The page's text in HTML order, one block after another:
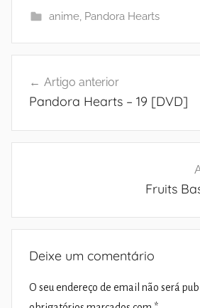
anime, Pandora Hearts
de
Artigo anterior
Pandora Hearts – 19 [DVD]
Fruits
Deixe um comentário
O seu endereço de email não será